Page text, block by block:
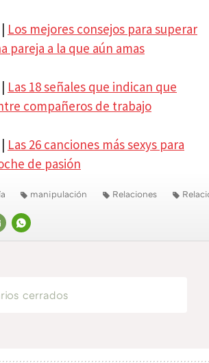
Los mejores consejos para superar
pareja a la que aún amas
Las 18 señales que indican que
compañeros de trabajo
Las 26 canciones más sexys para
de pasión
WHATSAPP
manipulación Relaciones
cerrados